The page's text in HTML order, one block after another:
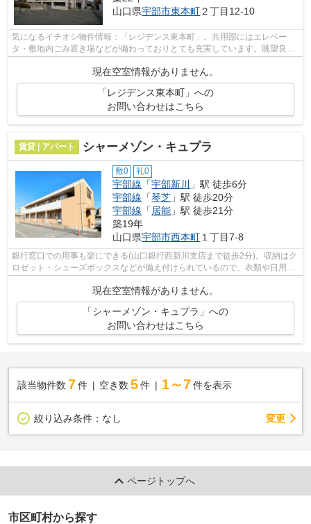
山口県宇部市東本町２丁目12-10
気になるイチオシ物件情報：「レジデンス東本町」。共用部にはエレベー
タ・敷地内ごみ置き場などが備わっておりとても充実しています。眺望良好
現在空室情報がありません。
「レジデンス東本町」への
お問い合わせはこちら
賃貸 | アパート シャーメゾン・キュプラ
敷0 礼0
宇部線 「宇部新川
」駅 徒歩6分
宇部線 「琴芝 」駅 徒歩20分
宇部線 「 居能 」駅 徒歩21分
築19年
山口県宇部市西本町 １丁目7-8
銀行窓口での用事も楽にできる(山口銀行西新川支店まで徒歩2分)。収納はク
ロゼット・シューズボックスなどが備え付けられているので、衣類や日用品
の収納に重宝します。室内設備は浴室...
現在空室情報がありません。
「シャーメゾン・キュプラ」への
お問い合わせはこちら
該当物件数 7件 空き数 5 件 1～7 件を表示
絞り込み条件： なし 変更
ページトップへ
市区町村から探す